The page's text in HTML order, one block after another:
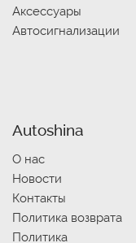
Аксессуары
Автосигнализации
Autoshina
О нас
Новости
Контакты
Политика возврата
Политика